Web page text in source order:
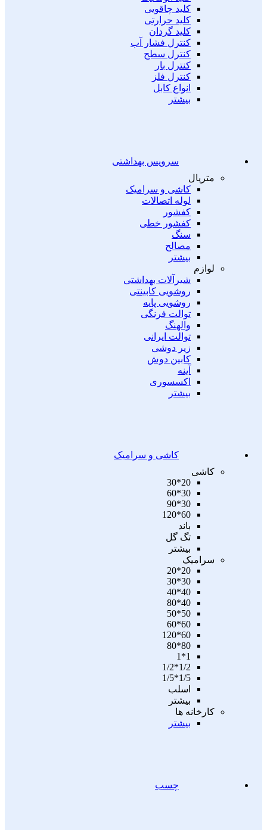
کلید چاقویی
کلید حرارتی
کلید گردان
کنترل فشار آب
کنترل سطح
کنترل بار
کنترل فلز
انواع کابل
بیشتر
سرویس بهداشتی
متریال
کاشی و سرامیک
لوله اتصالات
کفشور
کفشور خطی
سنگ
مصالح
بیشتر
لوازم
شیرآلات بهداشتی
روشویی کابینتی
روشویی پایه
توالت فرنگی
والهنگ
توالت ایرانی
زیر دوشی
کابین دوش
آینه
اکسسوری
بیشتر
کاشی و سرامیک
کاشی
20*30
30*60
30*90
60*120
باند
تگ گل
بیشتر
سرامیک
20*20
30*30
40*40
40*80
50*50
60*60
60*120
80*80
1*1
1/2*1/2
1/5*1/5
اسلب
بیشتر
کارخانه ها
بیشتر
چسب